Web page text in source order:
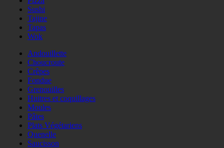
Sushi
Tajine
Tapas
Wok
Andouillette
Choucroute
Crêpes
Fondue
Grenouilles
Huitres et coquillages
Moules
Pâtes
Plats Végétariens
Quenelle
Saucisson